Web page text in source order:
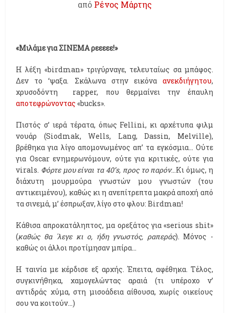
από Ρένος Μάρτης
«Μιλάμε για ΣΙΝΕΜΑ ρεεεεε!»
Η λέξη «birdman» τριγύρναγε, τελευταίως σα μπάφος.
Δεν το ‘ψαξα. Σκάλωνα στην εικόνα ανεκδιήγητου,
χρυσοδόντη rapper, που θερμαίνει την έπαυλη
αποτεφρώνοντας «bucks».
Πιστός σ’ ιερά τέρατα, όπως Fellini, κι αρχέτυπα φιλμ
νουάρ (Siodmak, Wells, Lang, Dassin, Melville),
βρέθηκα για λίγο απομονωμένος απ’ τα εγκόσμια… Ούτε
για Oscar ενημερωνόμουν, ούτε για κριτικές, ούτε για
virals. Φόρτε μου είναι τα 40’s, προς το παρόν…Κι όμως, η
διάχυτη μουρμούρα γνωστών μου γνωστών (του
αντικειμένου), καθώς κι η ανεπίτρεπτα μακρά αποχή από
τα σινεμά, μ’ έσπρωξαν, λίγο στο φλου: Birdman!
Κάθισα απροκατάληπτος, μα ορεξάτος για «serious shit»
(καθώς θα ΄λεγε κι ο, ήδη γνωστός, ραπεράς). Μόνος -
καθώς οι άλλοι προτίμησαν μπίρα...
Η ταινία με κέρδισε εξ αρχής. Έπειτα, αφέθηκα. Τέλος,
συγκινήθηκα, χαμογελώντας αραιά (τι υπέροχο ν’
αντιδράς χύμα, στη μισοάδεια αίθουσα, χωρίς οικείους
σου να κοιτούν…)